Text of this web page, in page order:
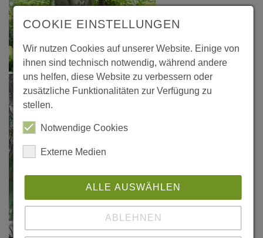
COOKIE EINSTELLUNGEN
Wir nutzen Cookies auf unserer Website. Einige von
ihnen sind technisch notwendig, während andere
uns helfen, diese Website zu verbessern oder
zusätzliche Funktionalitäten zur Verfügung zu
stellen.
Notwendige Cookies
Externe Medien
ALLE AUSWÄHLEN
ABLEHNEN